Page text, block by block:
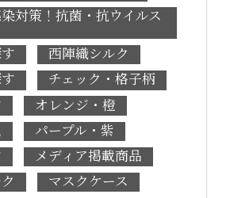
対策！抗菌・抗ウイルス
西陣織シルク
チェック・格子柄
オレンジ・橙
パープル・紫
メディア掲載商品
マスクケース